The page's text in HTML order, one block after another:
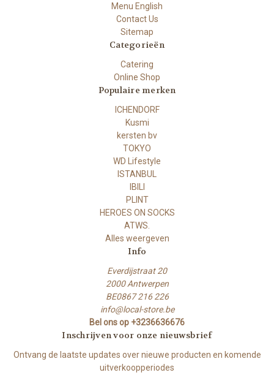
Menu English
Contact Us
Sitemap
Categorieën
Catering
Online Shop
Populaire merken
ICHENDORF
Kusmi
kersten bv
TOKYO
WD Lifestyle
ISTANBUL
IBILI
PLINT
HEROES ON SOCKS
ATWS.
Alles weergeven
Info
Everdijstraat 20
2000 Antwerpen
BE0867 216 226
info@local-store.be
Bel ons op +3236636676
Inschrijven voor onze nieuwsbrief
Ontvang de laatste updates over nieuwe producten en komende
uitverkoopperiodes